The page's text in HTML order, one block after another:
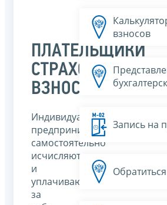
ПЛАТЕЛЬЩИКИ
СТРАХОВЫХ
ВЗНОСОВ
Индивидуальные
предприниматели
самостоятельно
исчисляют
и
уплачивают
за
взносов
Запись на